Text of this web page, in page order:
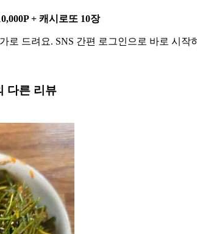
+ 캐시로또 10장
로 드려요. SNS 간편 로그인으로 바로 시작
다른 리뷰